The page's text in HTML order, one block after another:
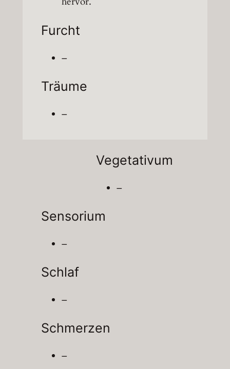
Furcht
–
Träume
–
Vegetativum
–
Sensorium
–
Schlaf
–
Schmerzen
–